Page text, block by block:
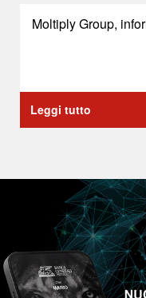
Moltiply Group,
Leggi tutto